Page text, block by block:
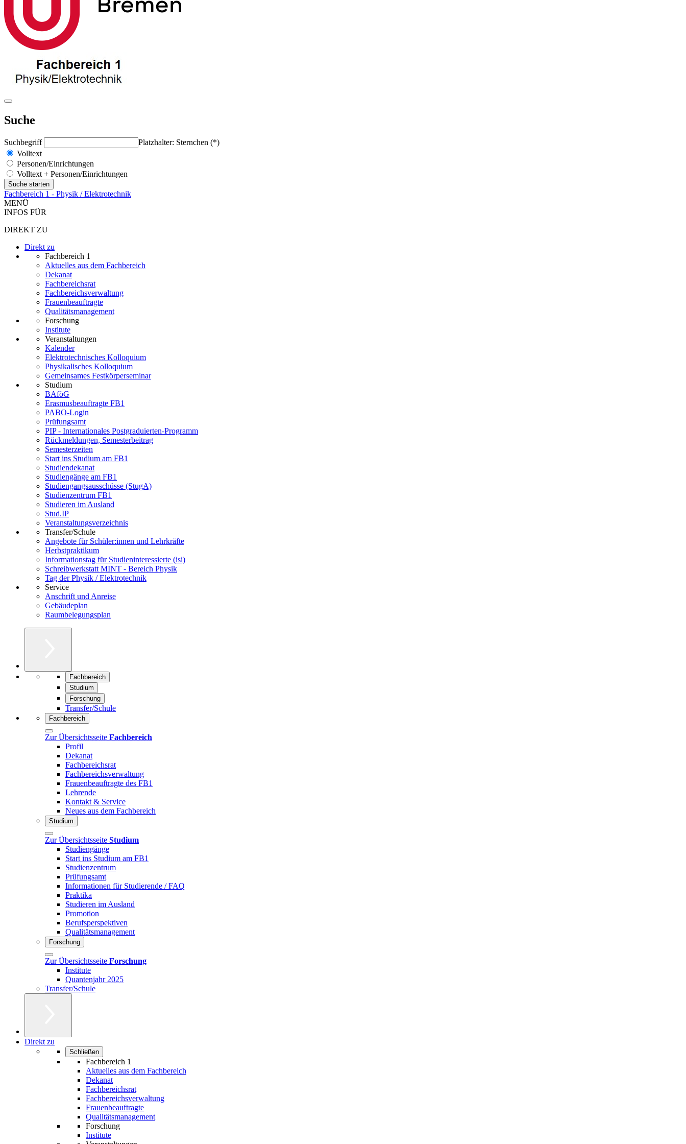
Suche
Suchbegriff
Platzhalter: Sternchen (*)
Volltext
Personen/Einrichtungen
Volltext + Personen/Einrichtungen
Fachbereich 1 - Physik / Elektrotechnik
MENÜ
INFOS FÜR
DIREKT ZU
Direkt zu
Fachbereich 1
Aktuelles aus dem Fachbereich
Dekanat
Fachbereichsrat
Fachbereichsverwaltung
Frauenbeauftragte
Qualitätsmanagement
Forschung
Institute
Veranstaltungen
Kalender
Elektrotechnisches Kolloquium
Physikalisches Kolloquium
Gemeinsames Festkörperseminar
Studium
BAföG
Erasmusbeauftragte FB1
PABO-Login
Prüfungsamt
PIP - Internationales Postgraduierten-Programm
Rückmeldungen, Semesterbeitrag
Semesterzeiten
Start ins Studium am FB1
Studiendekanat
Studiengänge am FB1
Studiengangsausschüsse (StugA)
Studienzentrum FB1
Studieren im Ausland
Stud.IP
Veranstaltungsverzeichnis
Transfer/Schule
Angebote für Schüler:innen und Lehrkräfte
Herbstpraktikum
Informationstag für Studieninteressierte (isi)
Schreibwerkstatt MINT - Bereich Physik
Tag der Physik / Elektrotechnik
Service
Anschrift und Anreise
Gebäudeplan
Raumbelegungsplan
Fachbereich
Studium
Forschung
Transfer/Schule
Fachbereich
Zur Übersichtsseite Fachbereich
Profil
Dekanat
Fachbereichsrat
Fachbereichsverwaltung
Frauenbeauftragte des FB1
Lehrende
Kontakt & Service
Neues aus dem Fachbereich
Studium
Zur Übersichtsseite Studium
Studiengänge
Start ins Studium am FB1
Studienzentrum
Prüfungsamt
Informationen für Studierende / FAQ
Praktika
Studieren im Ausland
Promotion
Berufsperspektiven
Qualitätsmanagement
Forschung
Zur Übersichtsseite Forschung
Institute
Quantenjahr 2025
Transfer/Schule
Direkt zu
Schließen
Fachbereich 1
Aktuelles aus dem Fachbereich
Dekanat
Fachbereichsrat
Fachbereichsverwaltung
Frauenbeauftragte
Qualitätsmanagement
Forschung
Institute